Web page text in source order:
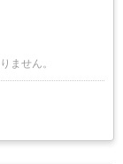
ません。